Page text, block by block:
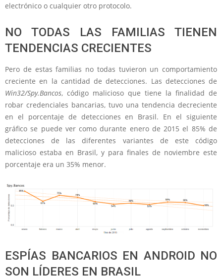
electrónico o cualquier otro protocolo.
NO TODAS LAS FAMILIAS TIENEN
TENDENCIAS CRECIENTES
Pero de estas familias no todas tuvieron un comportamiento
creciente en la cantidad de detecciones. Las detecciones de
Win32/Spy.Bancos, código malicioso que tiene la finalidad de
robar credenciales bancarias, tuvo una tendencia decreciente
en el porcentaje de detecciones en Brasil. En el siguiente
gráfico se puede ver como durante enero de 2015 el 85% de
detecciones de las diferentes variantes de este código
malicioso estaba en Brasil, y para finales de noviembre este
porcentaje era un 35% menor.
ESPÍAS BANCARIOS EN ANDROID NO
SON LÍDERES EN BRASIL